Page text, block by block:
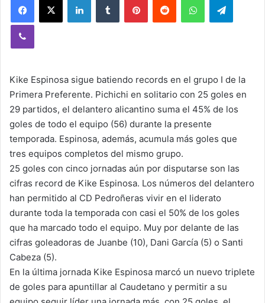
Kike Espinosa sigue batiendo records en el grupo I de la
Primera Preferente. Pichichi en solitario con 25 goles en
29 partidos, el delantero alicantino suma el 45% de los
goles de todo el equipo (56) durante la presente
temporada. Espinosa, además, acumula más goles que
tres equipos completos del mismo grupo.
25 goles con cinco jornadas aún por disputarse son las
cifras record de Kike Espinosa. Los números del delantero
han permitido al CD Pedroñeras vivir en el liderato
durante toda la temporada con casi el 50% de los goles
que ha marcado todo el equipo. Muy por delante de las
cifras goleadoras de Juanbe (10), Dani García (5) o Santi
Cabeza (5).
En la última jornada Kike Espinosa marcó un nuevo triplete
de goles para apuntillar al Caudetano y permitir a su